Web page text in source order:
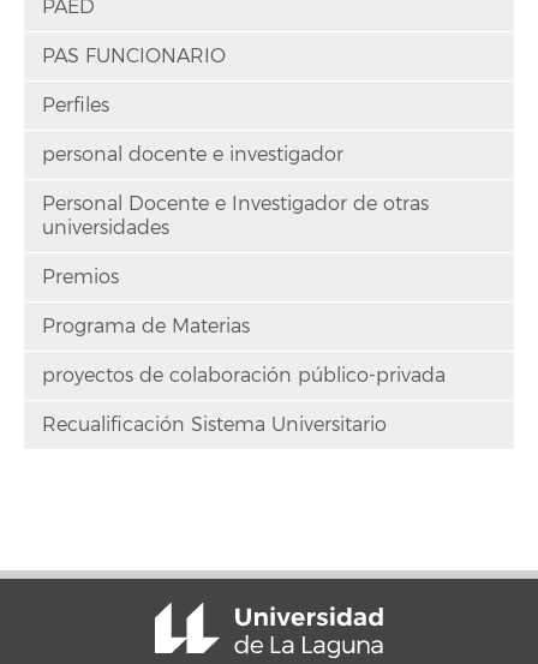
PAED
PAS FUNCIONARIO
Perfiles
personal docente e investigador
Personal Docente e Investigador de otras
universidades
Premios
Programa de Materias
proyectos de colaboración público-privada
Recualificación Sistema Universitario